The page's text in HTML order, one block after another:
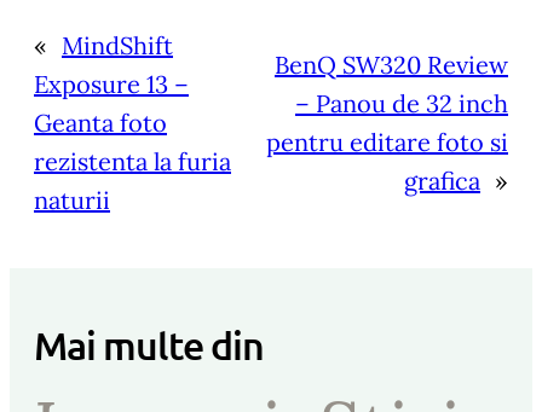
« MindShift
Exposure 13 –
Geanta foto
rezistenta la furia
naturii
BenQ SW320 Review
– Panou de 32 inch
pentru editare foto si
grafica »
Mai multe din